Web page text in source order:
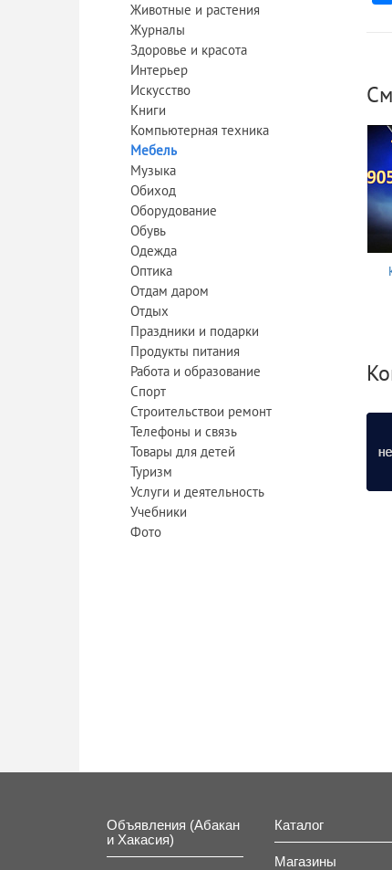
Животные и растения
Журналы
Здоровье и красота
Интерьер
Искусство
Книги
Компьютерная техника
Мебель
Музыка
Обиход
Оборудование
Обувь
Одежда
Оптика
Отдам даром
Отдых
Праздники и подарки
Продукты питания
Работа и образование
Спорт
Строительствои ремонт
Телефоны и связь
Товары для детей
Туризм
Услуги и деятельность
Учебники
Фото
Объявления (Абакан
и Хакасия)
Каталог
Магазины